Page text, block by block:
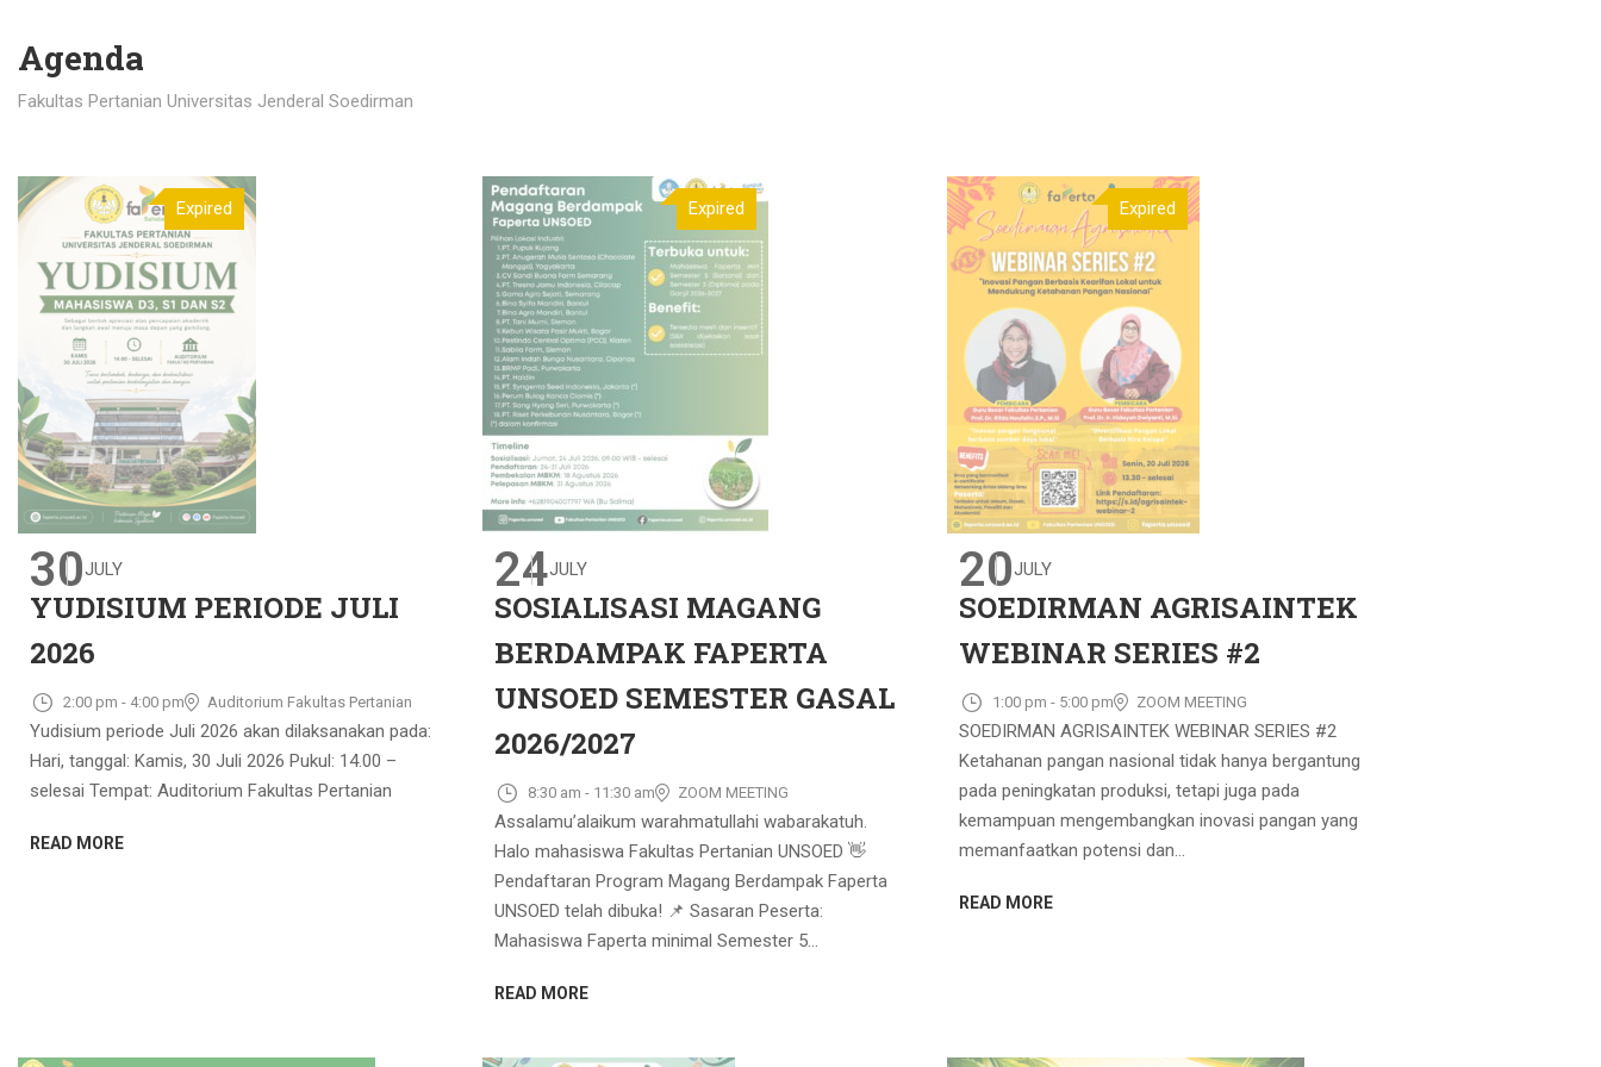
Agenda
Fakultas Pertanian Universitas Jenderal Soedirman
Expired
30JULY
YUDISIUM PERIODE JULI
2026
2:00 pm - 4:00 pm Auditorium Fakultas Pertanian
Yudisium periode Juli 2026 akan dilaksanakan pada:
Hari, tanggal: Kamis, 30 Juli 2026 Pukul: 14.00 –
selesai Tempat: Auditorium Fakultas Pertanian
READ MORE
Expired
24JULY
SOSIALISASI MAGANG
BERDAMPAK FAPERTA
UNSOED SEMESTER GASAL
2026/2027
8:30 am - 11:30 am ZOOM MEETING
Assalamu’alaikum warahmatullahi wabarakatuh.
Halo mahasiswa Fakultas Pertanian UNSOED 👋
Pendaftaran Program Magang Berdampak Faperta
UNSOED telah dibuka! 📌 Sasaran Peserta:
Mahasiswa Faperta minimal Semester 5...
READ MORE
Expired
20JULY
SOEDIRMAN AGRISAINTEK
WEBINAR SERIES #2
1:00 pm - 5:00 pm ZOOM MEETING
SOEDIRMAN AGRISAINTEK WEBINAR SERIES #2
Ketahanan pangan nasional tidak hanya bergantung
pada peningkatan produksi, tetapi juga pada
kemampuan mengembangkan inovasi pangan yang
memanfaatkan potensi dan...
READ MORE